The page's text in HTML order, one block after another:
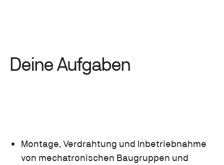
Deine Aufgaben
Montage, Verdrahtung und Inbetriebnahme
von mechatronischen Baugruppen und